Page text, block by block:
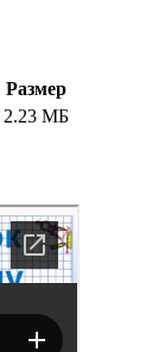
Размер
2.23 МБ